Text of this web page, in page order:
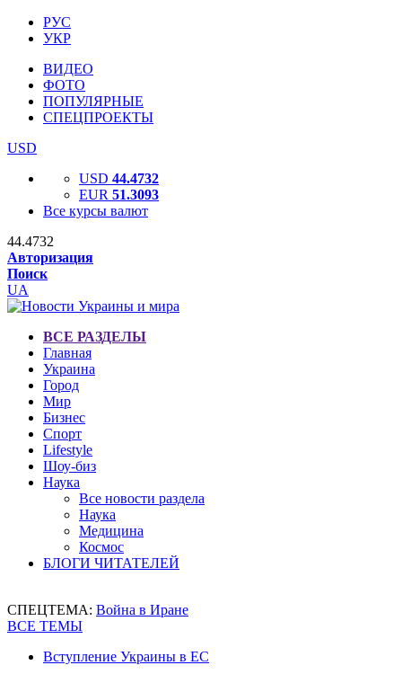
РУС
УКР
ВИДЕО
ФОТО
ПОПУЛЯРНЫЕ
СПЕЦПРОЕКТЫ
USD
USD 44.4732
EUR 51.3093
Все курсы валют
44.4732
Авторизация
Поиск
UA
ВСЕ РАЗДЕЛЫ
Главная
Украина
Город
Мир
Бизнес
Спорт
Lifestyle
Шоу-биз
Наука
Все новости раздела
Наука
Медицина
Космос
БЛОГИ ЧИТАТЕЛЕЙ
СПЕЦТЕМА: Война в Иране
ВСЕ ТЕМЫ
Вступление Украины в ЕС